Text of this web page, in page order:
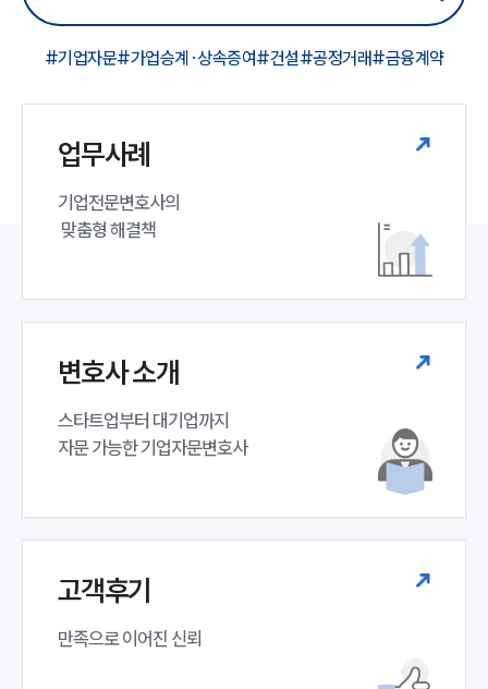
#기업자문#가업승계·상속증여#건설#공정거래#금융계약
업무사례
기업전문변호사의
맞춤형 해결책
변호사 소개
스타트업부터 대기업까지
자문 가능한 기업자문변호사
고객후기
만족으로 이어진 신뢰